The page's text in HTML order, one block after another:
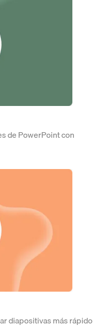
de PowerPoint con
diapositivas más rápido